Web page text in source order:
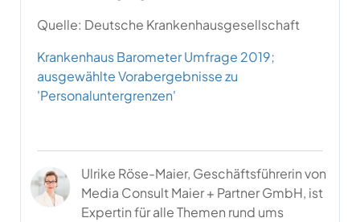
Quelle: Deutsche Krankenhausgesellschaft
Krankenhaus Barometer Umfrage 2019;
ausgewählte Vorabergebnisse zu
'Personaluntergrenzen'
Ulrike Röse-Maier, Geschäftsführerin von
Media Consult Maier + Partner GmbH, ist
Expertin für alle Themen rund ums